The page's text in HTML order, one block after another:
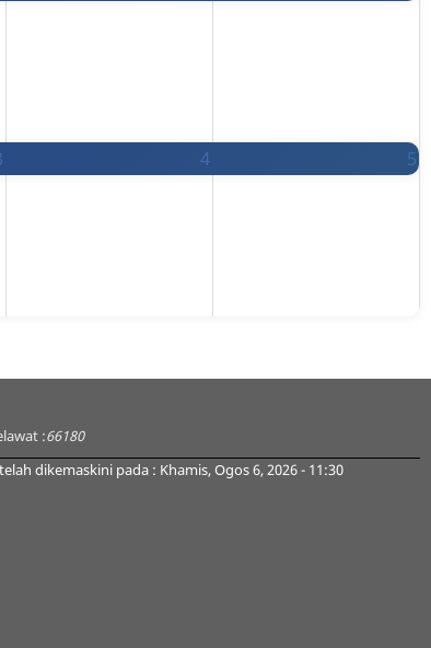
4 5
:66180
dikemaskini pada : Khamis, Ogos 6, 2026 - 11:30